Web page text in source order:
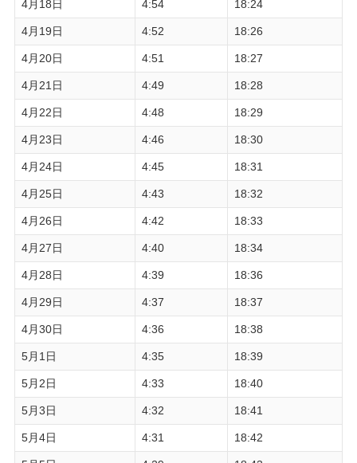
4月18日 4:54 18:24
4月19日 4:52 18:26
4月20日 4:51 18:27
4月21日 4:49 18:28
4月22日 4:48 18:29
4月23日 4:46 18:30
4月24日 4:45 18:31
4月25日 4:43 18:32
4月26日 4:42 18:33
4月27日 4:40 18:34
4月28日 4:39 18:36
4月29日 4:37 18:37
4月30日 4:36 18:38
5月1日 4:35 18:39
5月2日 4:33 18:40
5月3日 4:32 18:41
5月4日 4:31 18:42